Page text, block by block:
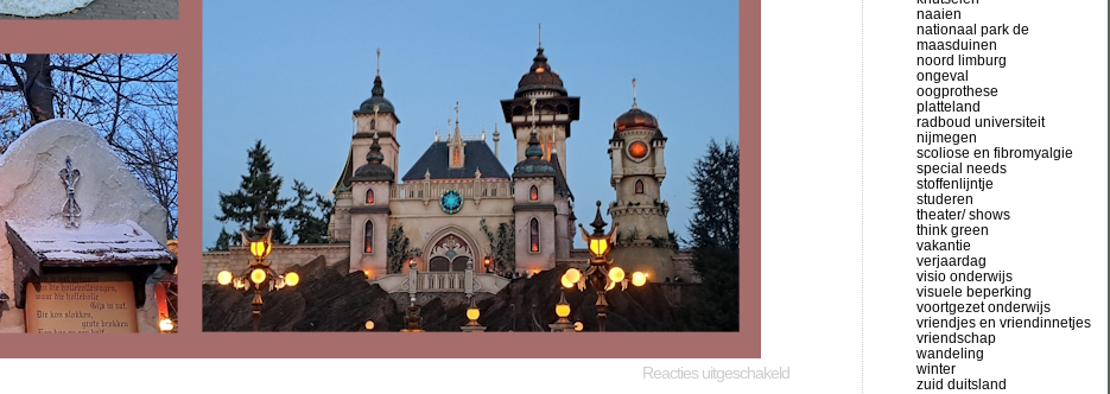
Reacties uitgeschakeld
naaien
nationaal park de
maasduinen
noord limburg
ongeval
oogprothese
platteland
radboud universiteit
nijmegen
scoliose en fibromyalgie
special needs
stoffenlijntje
studeren
theater/ shows
think green
vakantie
verjaardag
visio onderwijs
visuele beperking
voortgezet onderwijs
vriendjes en vriendinnetjes
vriendschap
wandeling
winter
zuid duitsland